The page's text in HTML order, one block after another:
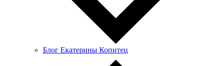
Блог Екатерины Копитец